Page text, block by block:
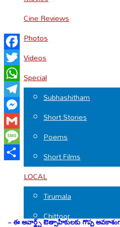
Cine Reviews
Photos
Videos
Special
Subhashitham
Short Stories
Poems
Short Films
LOCAL
Tirumala
Chittoor
Facebook
Twitter
WhatsApp
Telegram
Messenger
Gmail
Message
– ఈ అవార్డ్స్ ఔత్సాహికులకు గొప్ప